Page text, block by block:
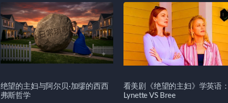
绝望的主妇与阿尔贝·加缪的西西
弗斯哲学
看美剧《绝望的主妇》学英语：
Lynette VS Bree